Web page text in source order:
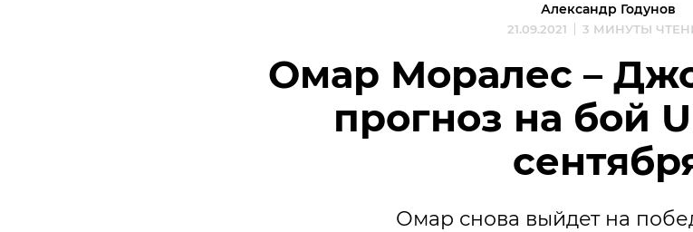
Александр Годунов
21.09.2021 3 МИНУТЫ
Омар Моралес –
прогноз на бой
Омар снова выйдет на